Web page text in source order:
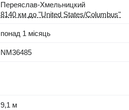
Переяслав-Хмельницкий
8140 км до "United States/Columbus"
понад 1 місяць
NM36485
9,1 м